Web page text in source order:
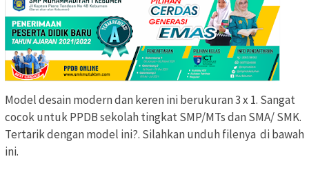
Model desain modern dan keren ini berukuran 3 x 1. Sangat
cocok untuk PPDB sekolah tingkat SMP/MTs dan SMA/ SMK.
Tertarik dengan model ini?. Silahkan unduh filenya di bawah
ini.